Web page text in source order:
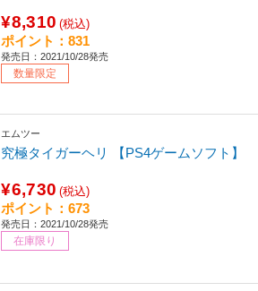
¥8,310 (税込)
ポイント：831
発売日：2021/10/28発売
数量限定
エムツー
究極タイガーヘリ 【PS4ゲームソフト】
¥6,730 (税込)
ポイント：673
発売日：2021/10/28発売
在庫限り